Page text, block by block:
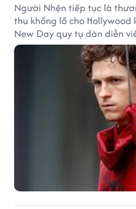
Người Nhện tiếp tục là
thu khổng lồ cho Hollywood
New Day quy tụ dàn diễn
hàng chục đến hàng trăm
vé của bộ phim cũng giúp
thu nhập đáng mơ ước.